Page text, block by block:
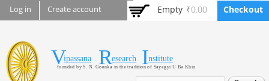
Skip to
main
Log in Create account Empty ₹0.00 Checkout
Vipassana Research
Vipassana Research Institute
founded by S. N. Goenka in the tradition of Sayagyi U Ba Khin